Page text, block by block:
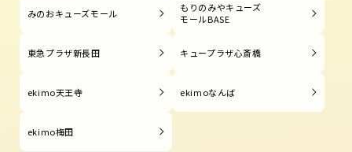
みのおキューズモール
もりのみやキューズ
モールBASE
東急プラザ新長田 キュープラザ心斎橋
ekimo天王寺 ekimoなんば
ekimo梅田